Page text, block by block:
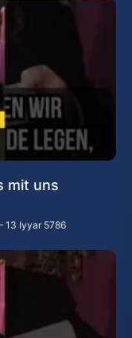
mit uns
13 Iyyar 5786